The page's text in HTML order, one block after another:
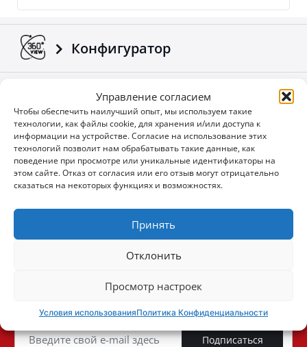
Управление согласием
Чтобы обеспечить наилучший опыт, мы используем такие
технологии, как файлы cookie, для хранения и/или доступа к
информации на устройстве. Согласие на использование этих
технологий позволит нам обрабатывать такие данные, как
поведение при просмотре или уникальные идентификаторы на
этом сайте. Отказ от согласия или его отзыв могут отрицательно
сказаться на некоторых функциях и возможностях.
Принять
Отклонить
Просмотр настроек
Условия использованияПолитика Конфиденциальности
Конфигуратор
Скачать брошюру и
руководства
Kорпоративные новости
специальные предложения
Cookie
Вы не хотите упустить
возможность?
Подписаться